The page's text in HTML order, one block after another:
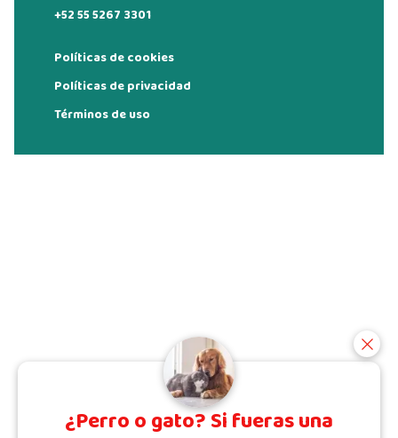
¿Perro o gato? Si fueras una
+52 55 5267 3301
Políticas de cookies
Políticas de privacidad
Términos de uso